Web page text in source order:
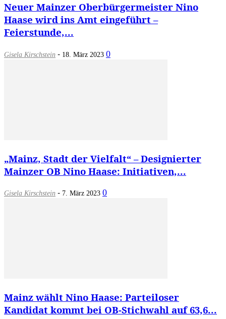
Neuer Mainzer Oberbürgermeister Nino
Haase wird ins Amt eingeführt –
Feierstunde,...
Gisela Kirschstein - 18. März 2023 0
„Mainz, Stadt der Vielfalt“ – Designierter
Mainzer OB Nino Haase: Initiativen,...
Gisela Kirschstein - 7. März 2023 0
Mainz wählt Nino Haase: Parteiloser
Kandidat kommt bei OB-Stichwahl auf 63,6...